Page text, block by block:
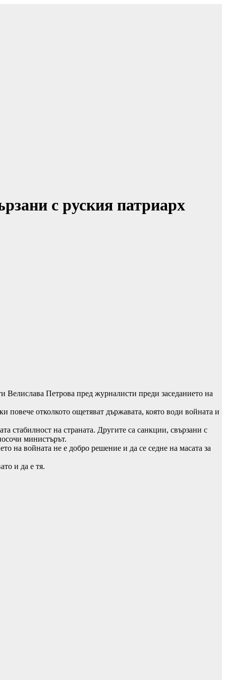
с руския патриарх
Велислава Петрова пред журналисти преди заседанието на
повече отколкото ощетяват държавата, която води войната и
стабилност на страната. Другите са санкции, свързани с
министърът.
на войната не е добро решение и да се седне на масата за
и да е тя.